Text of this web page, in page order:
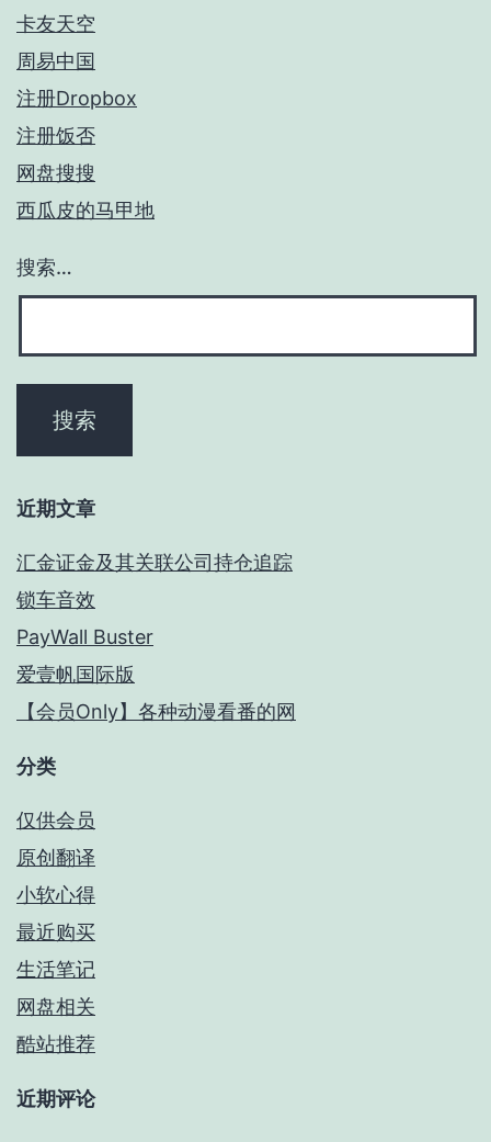
卡友天空
周易中国
注册Dropbox
注册饭否
网盘搜搜
西瓜皮的马甲地
搜索…
近期文章
汇金证金及其关联公司持仓追踪
锁车音效
PayWall Buster
爱壹帆国际版
【会员Only】各种动漫看番的网
分类
仅供会员
原创翻译
小软心得
最近购买
生活笔记
网盘相关
酷站推荐
近期评论